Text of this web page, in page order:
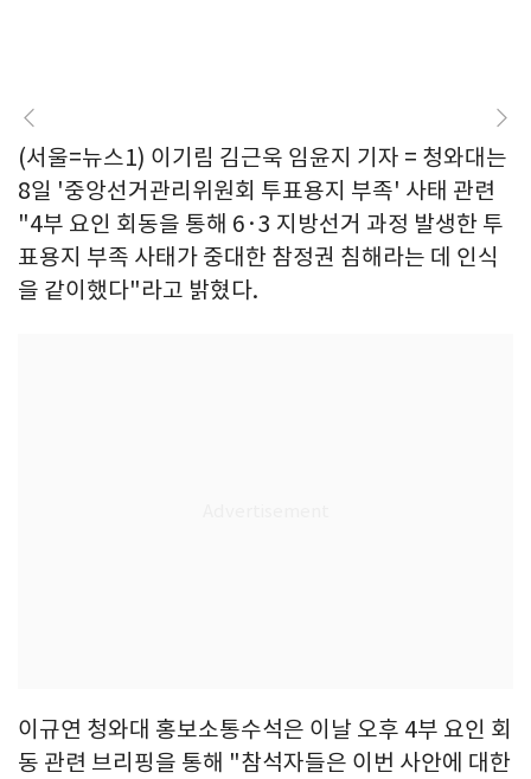
(서울=뉴스1) 이기림 김근욱 임윤지 기자 = 청와대는
8일 '중앙선거관리위원회 투표용지 부족' 사태 관련
"4부 요인 회동을 통해 6·3 지방선거 과정 발생한 투
표용지 부족 사태가 중대한 참정권 침해라는 데 인식
을 같이했다"라고 밝혔다.
이규연 청와대 홍보소통수석은 이날 오후 4부 요인 회
동 관련 브리핑을 통해 "참석자들은 이번 사안에 대한